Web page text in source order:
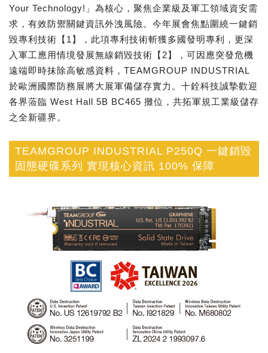
Your Technology!」為核心，聚焦企業級及軍工領域資安需
求，有效防禦關鍵資訊外洩風險。今年展會焦點圍繞一鍵銷
毀專利技術【1】，此項專利技術斬獲多國發明專利，更深
入軍工應用情境發展無線銷毀技術【2】，可因應突發危機
遠端即時抹除高敏感資料，TEAMGROUP INDUSTRIAL
於歐洲國際防務展將大展軍備儲存實力。十銓科技誠摯歡迎
各界蒞臨 West Hall 5B BC465 攤位，共拓軍規工業級儲存
之全新疆界。
TEAMGROUP INDUSTRIAL P250Q 一鍵銷毀
固態硬碟系列 實現核心資訊 100% 保障